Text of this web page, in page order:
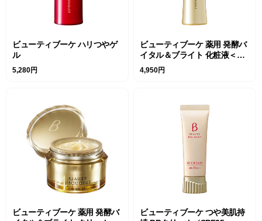
ビューティブーケ ハリつやゲ
ル
5,280円
ビューティブーケ 薬用 発酵バ
イタル＆ブライト 化粧液＜医
薬部外品＞
4,950円
ビューティブーケ 薬用 発酵バ
ビューティブーケ つや美肌持